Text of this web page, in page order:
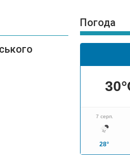
Погода
30
7 серп.
28°